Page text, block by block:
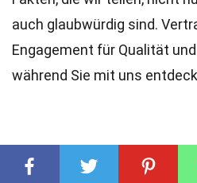
auch glaubwürdig sind.
Engagement für Qualität
während Sie mit uns